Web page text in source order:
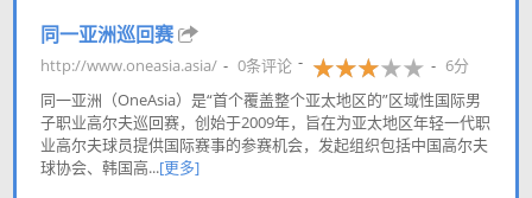
同一亚洲巡回赛
http://www.oneasia.asia/ 0条评论
6分
同一亚洲（OneAsia）是“首个覆盖整个亚太地区的”区域性国际男
子职业高尔夫巡回赛，创始于2009年，旨在为亚太地区年轻一代职
业高尔夫球员提供国际赛事的参赛机会，发起组织包括中国高尔夫
球协会、韩国高...[更多]